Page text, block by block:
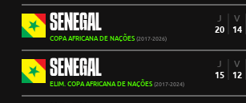
SENEGAL
COPA AFRICANA DE NAÇÕES (2017-2026)
J
20
V
14
SENEGAL
ELIM. COPA AFRICANA DE NAÇÕES (2017-2024)
J
15
V
12